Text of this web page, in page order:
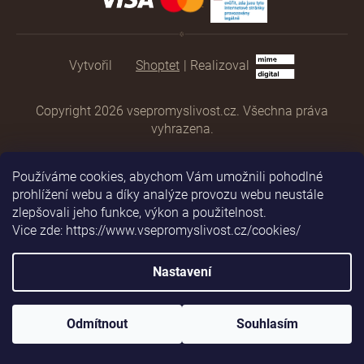
Používáme cookies, abychom Vám umožnili pohodlné
prohlížení webu a díky analýze provozu webu neustále
zlepšovali jeho funkce, výkon a použitelnost.
Vice zde: https://www.vsepromyslivost.cz/cookies/
Nastavení
Odmítnout Souhlasím
Shoptet | Realizoval
Copyright 2026 vsepromyslivost.cz . Všechna práva
vyhrazena.